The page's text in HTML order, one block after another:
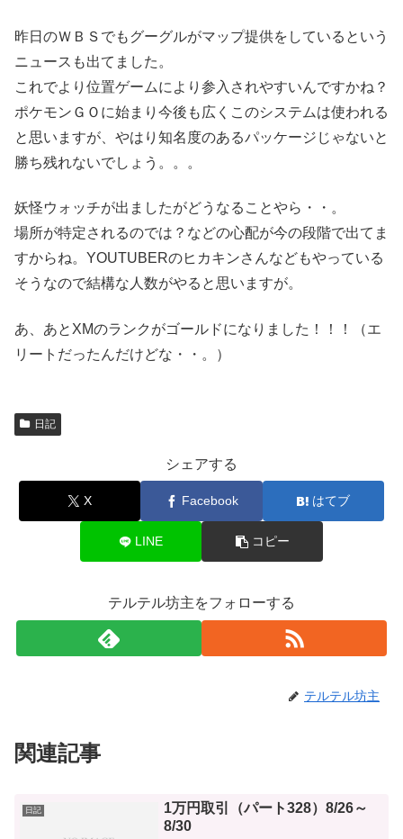
昨日のＷＢＳでもグーグルがマップ提供をしているという
ニュースも出てました。
これでより位置ゲームにより参入されやすいんですかね？
ポケモンＧＯに始まり今後も広くこのシステムは使われる
と思いますが、やはり知名度のあるパッケージじゃないと
勝ち残れないでしょう。。。
妖怪ウォッチが出ましたがどうなることやら・・。
場所が特定されるのでは？などの心配が今の段階で出てま
すからね。YOUTUBERのヒカキンさんなどもやっている
そうなので結構な人数がやると思いますが。
あ、あとXMのランクがゴールドになりました！！！（エ
リートだったんだけどな・・。）
日記
シェアする
X Facebook はてブ
LINE コピー
テルテル坊主をフォローする
テルテル坊主
関連記事
日記
1万円取引（パート328）8/26～
8/30